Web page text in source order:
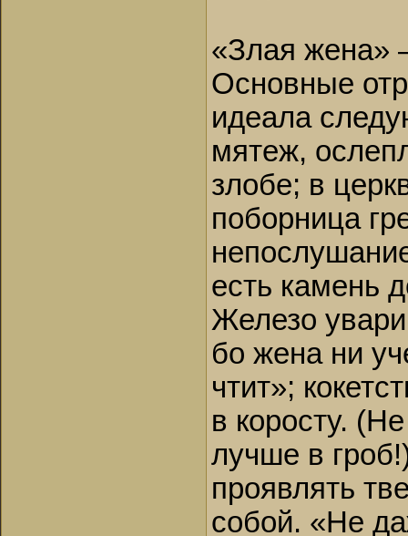
«Злая жена»
Основные
идеала
мятеж,
злобе; в
поборница
есть камень
Железо
бо жена ни
чтит»;
в коросту.
лучше в
проявлять
собой. «Не